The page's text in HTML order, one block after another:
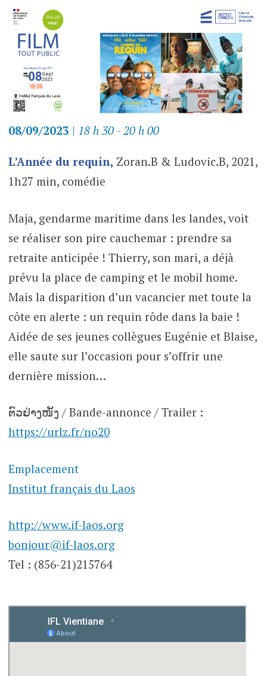
08/09/2023 | 18 h 30 - 20 h 00
L’Année du requin, Zoran.B & Ludovic.B, 2021,
1h27 min, comédie
Maja, gendarme maritime dans les landes, voit
se réaliser son pire cauchemar : prendre sa
retraite anticipée ! Thierry, son mari, a déjà
prévu la place de camping et le mobil home.
Mais la disparition d’un vacancier met toute la
côte en alerte : un requin rôde dans la baie !
Aidée de ses jeunes collègues Eugénie et Blaise,
elle saute sur l’occasion pour s’offrir une
dernière mission…
ຕົວຢ່າງໜັງ / Bande-annonce / Trailer :
https://urlz.fr/no20
Emplacement
Institut français du Laos
http://www.if-laos.org
bonjour@if-laos.org
Tel : (856-21)215764